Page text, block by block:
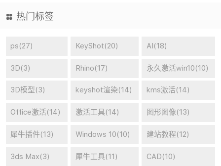
热门标签
ps(27) KeyShot(20) AI(18)
3D(3) Rhino(17) 永久激活win10(10)
3D模型(3) keyshot渲染(14) kms激活(14)
Office激活(14) 激活工具(14) 图形图像(13)
犀牛插件(13) Windows 10(10) 建站教程(12)
3ds Max(3) 犀牛工具(11) CAD(10)